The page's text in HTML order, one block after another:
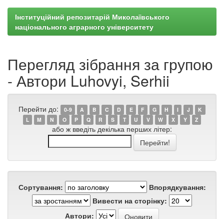
Інституційний репозитарій Миколаївського
національного аграрного університету
Перегляд зібрання за групою
- Автори Luhovyi, Serhii
Перейти до: 0-9 A B C D E F G H I J
K
L
M N O P Q R S T U V W X Y Z
або ж введіть декілька перших літер:
Сортування:
Впорядкування:
Вивести на сторінку:
Автори: